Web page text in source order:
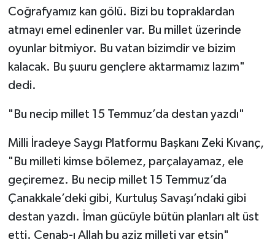
Coğrafyamız kan gölü. Bizi bu topraklardan
atmayı emel edinenler var. Bu millet üzerinde
oyunlar bitmiyor. Bu vatan bizimdir ve bizim
kalacak. Bu şuuru gençlere aktarmamız lazım"
dedi.
"Bu necip millet 15 Temmuz’da destan yazdı"
Milli İradeye Saygı Platformu Başkanı Zeki Kıvanç,
"Bu milleti kimse bölemez, parçalayamaz, ele
geçiremez. Bu necip millet 15 Temmuz’da
Çanakkale’deki gibi, Kurtuluş Savaşı’ndaki gibi
destan yazdı. İman gücüyle bütün planları alt üst
etti. Cenab-ı Allah bu aziz milleti var etsin"